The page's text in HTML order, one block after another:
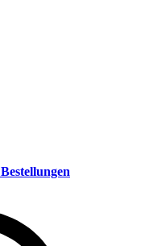
Bestellungen